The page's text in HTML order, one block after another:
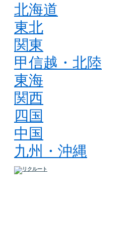
北海道
東北
関東
甲信越・北陸
東海
関西
四国
中国
九州・沖縄